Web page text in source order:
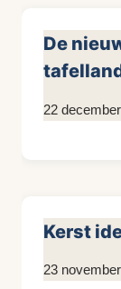
De
Door
22
Kerst
Door
23